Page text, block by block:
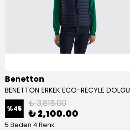
Benetton
%45 ₺ 3,818.00
₺ 2,100.00
5 Beden 4 Renk